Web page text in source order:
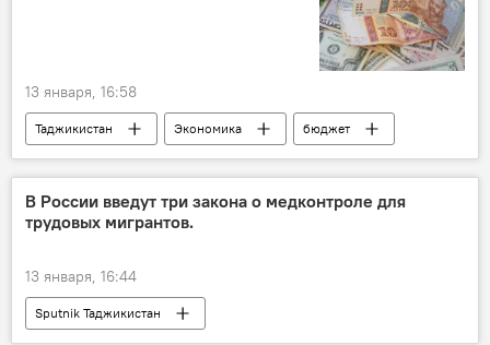
13 января, 16:58
Таджикистан Экономика
бюджет
финансы
Минфин Таджикистана
В России введут три закона о медконтроле для
трудовых мигрантов.
13 января, 16:44
Sputnik Таджикистан